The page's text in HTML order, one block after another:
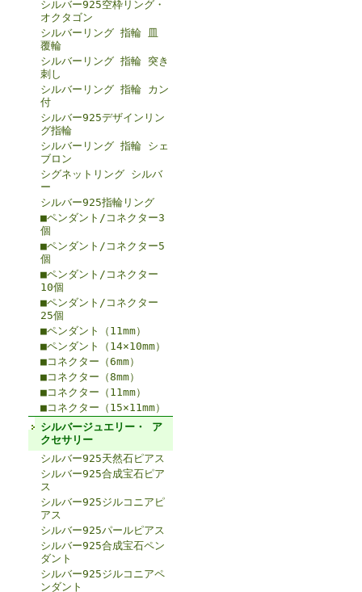
シルバー925空枠リング・
オクタゴン
シルバーリング 指輪 皿
覆輪
シルバーリング 指輪 突き
刺し
シルバーリング 指輪 カン
付
シルバー925デザインリン
グ指輪
シルバーリング 指輪 シェ
ブロン
シグネットリング シルバ
ー
シルバー925指輪リング
■ペンダント/コネクター3
個
■ペンダント/コネクター5
個
■ペンダント/コネクター
10個
■ペンダント/コネクター
25個
■ペンダント（11mm）
■ペンダント（14×10mm）
■コネクター（6mm）
■コネクター（8mm）
■コネクター（11mm）
■コネクター（15×11mm）
シルバージュエリー・ ア
クセサリー
シルバー925天然石ピアス
シルバー925合成宝石ピア
ス
シルバー925ジルコニアピ
アス
シルバー925パールピアス
シルバー925合成宝石ペン
ダント
シルバー925ジルコニアペ
ンダント